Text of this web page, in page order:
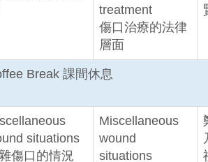
treatment
傷口治療的法律
層面
Break 課間休息
situations
傷口的情況
Miscellaneous
wound
situations